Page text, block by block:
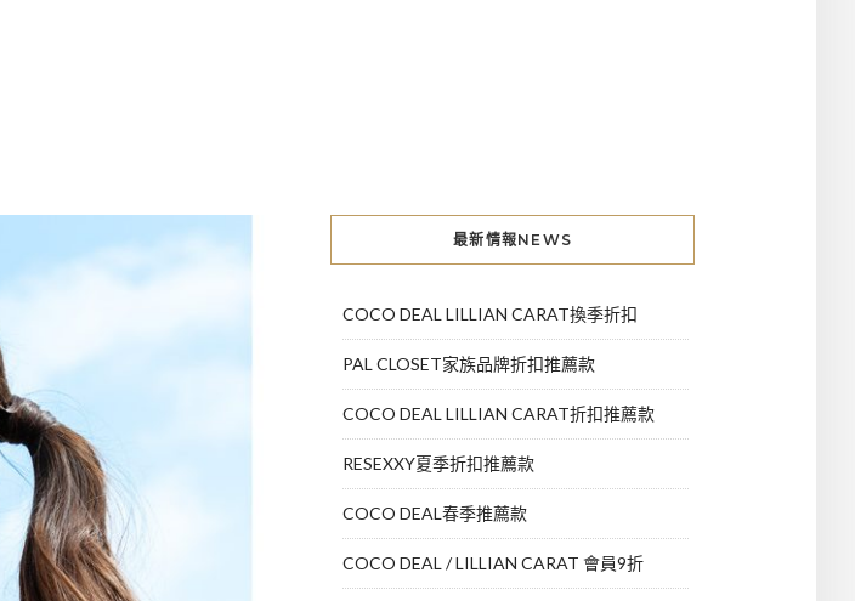
最新情報NEWS
COCO DEAL LILLIAN CARAT換季折扣
PAL CLOSET家族品牌折扣推薦款
COCO DEAL LILLIAN CARAT折扣推薦款
RESEXXY夏季折扣推薦款
COCO DEAL春季推薦款
COCO DEAL / LILLIAN CARAT 會員9折